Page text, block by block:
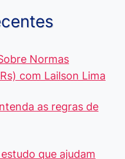
Normas
com Lailson Lima
as regras de
que ajudam